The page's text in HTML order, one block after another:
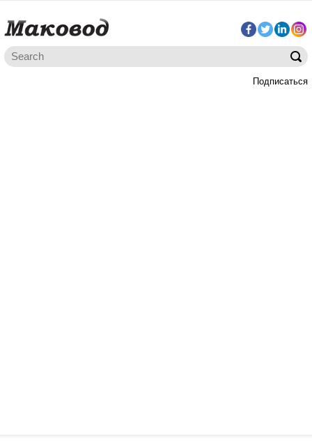
Подписаться